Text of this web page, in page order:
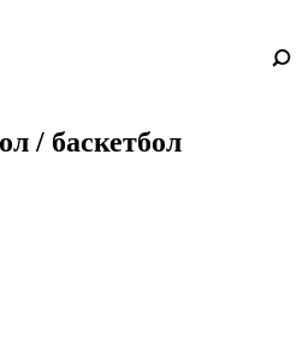
/ баскетбол